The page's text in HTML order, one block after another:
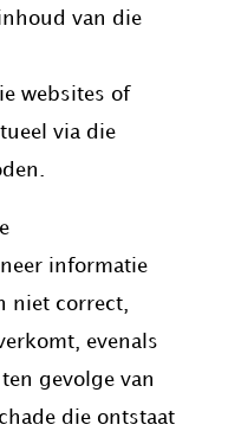
van die
websites of
via die
informatie
niet correct,
evenals
gevolge van
die ontstaat